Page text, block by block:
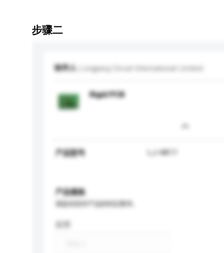
步骤二
收件人 Longjiang Circuit International Limited
Rigid PCB
产品型号 LJ-4A11
产品规格